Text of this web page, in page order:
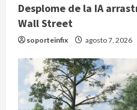
Desplome de la IA
Wall Street
soporteinfix agosto 7, 2026